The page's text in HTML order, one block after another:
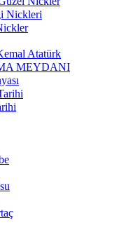
Nickleri
Atatürk
MEYDANI